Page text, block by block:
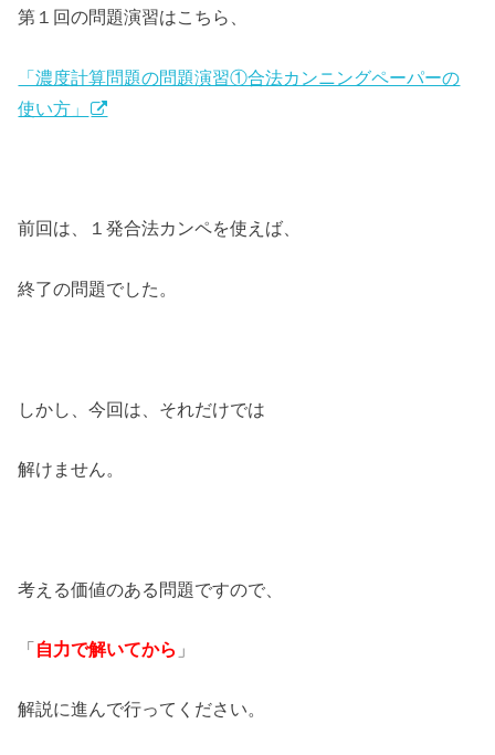
第１回の問題演習はこちら、
「濃度計算問題の問題演習①合法カンニングペーパーの
使い方」
前回は、１発合法カンペを使えば、
終了の問題でした。
しかし、今回は、それだけでは
解けません。
考える価値のある問題ですので、
「自力で解いてから 」
解説に進んで行ってください。